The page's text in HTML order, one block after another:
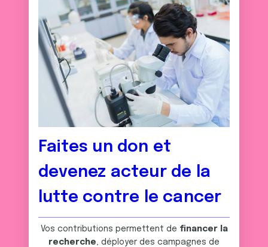
Faites un don et
devenez acteur de la
lutte contre le cancer
Vos contributions permettent de financer la
recherche , déployer des campagnes de